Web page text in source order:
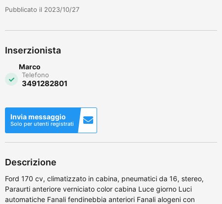
Pubblicato il 2023/10/27
Inserzionista
Marco
Telefono
3491282801
Invia messaggio
Solo per utenti registrati
Descrizione
Ford 170 cv, climatizzato in cabina, pneumatici da 16, stereo,
Paraurti anteriore verniciato color cabina Luce giorno Luci
automatiche Fanali fendinebbia anteriori Fanali alogeni con